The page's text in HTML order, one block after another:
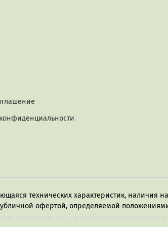
технических характеристик, наличия
офертой, определяемой